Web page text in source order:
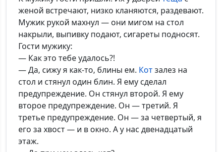
женой встречают, низко кланяются, раздевают.
Мужик рукой махнул — они мигом на стол
накрыли, выпивку подают, сигареты подносят.
Гости мужику:
— Как это тебе удалось?!
— Да, сижу я как-то, блины ем. Котзалез на
стол и стянул один блин. Я ему сделал
предупреждение. Он стянул второй. Я ему
второе предупреждение. Он — третий. Я
третье предупреждение. Он — за четвертый, я
его за хвост — и в окно. А у нас двенадцатый
этаж.